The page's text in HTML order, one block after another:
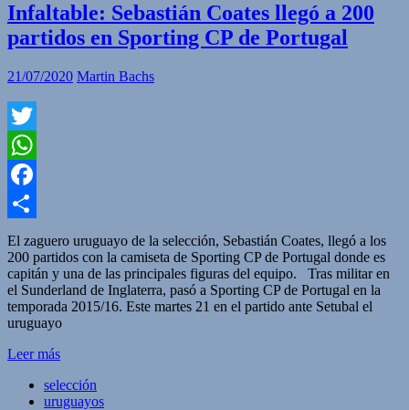
Infaltable: Sebastián Coates llegó a 200
partidos en Sporting CP de Portugal
21/07/2020 Martin Bachs
Twitter
WhatsApp
Facebook
Compartir
El zaguero uruguayo de la selección, Sebastián Coates, llegó a los
200 partidos con la camiseta de Sporting CP de Portugal donde es
capitán y una de las principales figuras del equipo. Tras militar en
el Sunderland de Inglaterra, pasó a Sporting CP de Portugal en la
temporada 2015/16. Este martes 21 en el partido ante Setubal el
uruguayo
Leer más
selección
uruguayos